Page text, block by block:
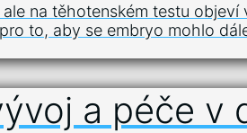
na těhotenském testu
to, aby se embryo mohlo
a péče v